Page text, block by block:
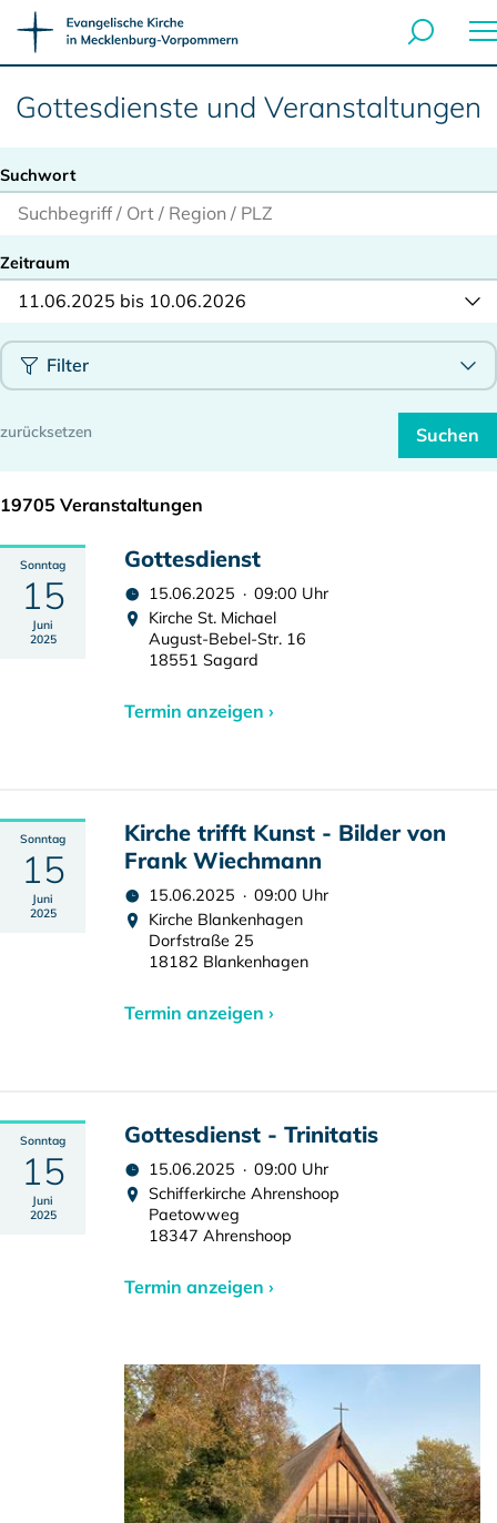
Gottesdienste und Veranstaltungen
Suchwort
Zeitraum
11.06.2025 bis 10.06.2026
Filter
19705 Veranstaltungen
Sonntag
15
Juni
2025
Gottesdienst
15.06.2025 · 09:00 Uhr
Kirche St. Michael
August-Bebel-Str. 16
18551 Sagard
Termin anzeigen ›
Sonntag
15
Juni
2025
Kirche trifft Kunst - Bilder von
Frank Wiechmann
15.06.2025 · 09:00 Uhr
Kirche Blankenhagen
Dorfstraße 25
18182 Blankenhagen
Termin anzeigen ›
Sonntag
15
Juni
2025
Gottesdienst - Trinitatis
15.06.2025 · 09:00 Uhr
Schifferkirche Ahrenshoop
Paetowweg
18347 Ahrenshoop
Termin anzeigen ›